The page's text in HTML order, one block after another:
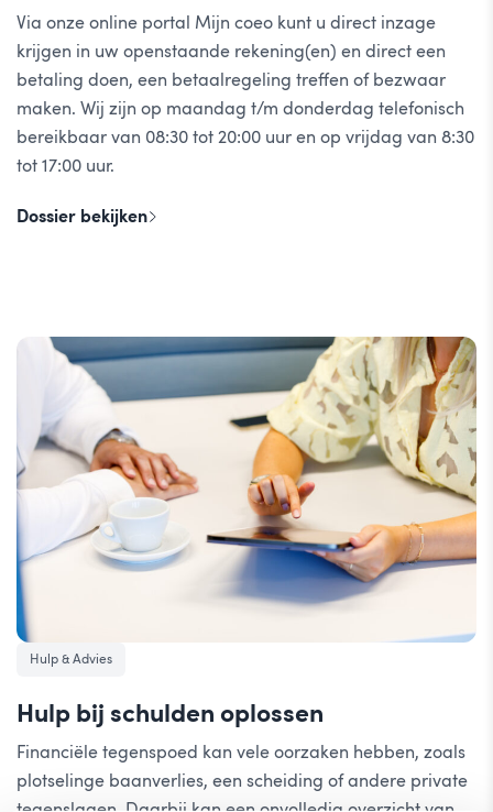
Via onze online portal Mijn coeo kunt u direct inzage
krijgen in uw openstaande rekening(en) en direct een
betaling doen, een betaalregeling treffen of bezwaar
maken. Wij zijn op maandag t/m donderdag telefonisch
bereikbaar van 08:30 tot 20:00 uur en op vrijdag van 8:30
tot 17:00 uur.
Dossier bekijken
Hulp & Advies
Hulp bij schulden oplossen
Financiële tegenspoed kan vele oorzaken hebben, zoals
plotselinge baanverlies, een scheiding of andere private